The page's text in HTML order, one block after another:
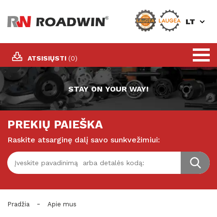
ATSISIŲSTI (0)
LT
STAY ON YOUR WAY!
PREKIŲ PAIEŠKA
Raskite atsarginę dalį savo sunkvežimiui:
Pradžia - Apie mus